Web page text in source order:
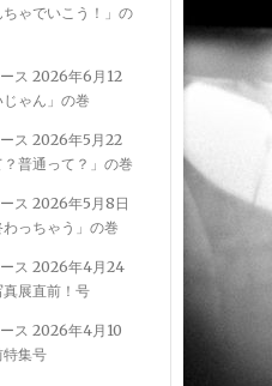
ちゃでいこう！」の
ス 2026年6月12
ゃん」の巻
ス 2026年5月22
普通って？」の巻
ス 2026年5月8日
っちゃう」の巻
ス 2026年4月24
真展直前！号
ス 2026年4月10
特集号